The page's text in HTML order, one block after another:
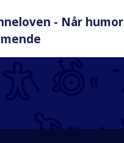
- Når humor